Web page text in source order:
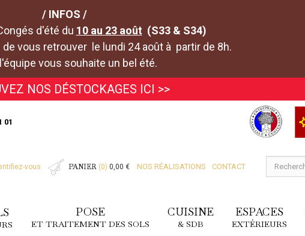
/ INFOS /
d'été du 10 au 23 août (S33 & S34)
vous retrouver le lundi 24 août à partir de 8h.
vous souhaite un bel été.
NOS DÉSTOCKAGES ICI >>
01
vous PANIER (0) 0,00 € NOS RÉALISATIONS CONTACT
POSE
ET TRAITEMENT DES SOLS
CUISINE
& SDB
ESPACES
EXTÉRIEURS